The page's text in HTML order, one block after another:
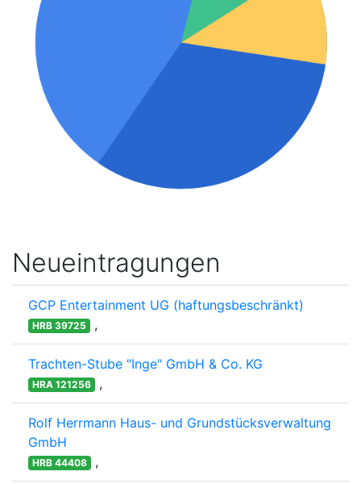
Neueintragungen
GCP Entertainment UG (haftungsbeschränkt)
HRB 39725 ,
Trachten-Stube "Inge" GmbH & Co. KG
HRA 121256 ,
Rolf Herrmann Haus- und Grundstücksverwaltung
GmbH
HRB 44408 ,